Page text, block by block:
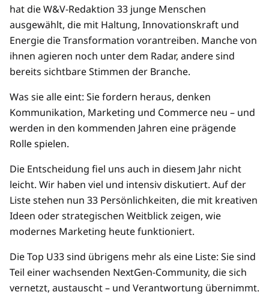
hat die W&V-Redaktion 33 junge Menschen
ausgewählt, die mit Haltung, Innovationskraft und
Energie die Transformation vorantreiben. Manche von
ihnen agieren noch unter dem Radar, andere sind
bereits sichtbare Stimmen der Branche.
Was sie alle eint: Sie fordern heraus, denken
Kommunikation, Marketing und Commerce neu – und
werden in den kommenden Jahren eine prägende
Rolle spielen.
Die Entscheidung fiel uns auch in diesem Jahr nicht
leicht. Wir haben viel und intensiv diskutiert. Auf der
Liste stehen nun 33 Persönlichkeiten, die mit kreativen
Ideen oder strategischen Weitblick zeigen, wie
modernes Marketing heute funktioniert.
Die Top U33 sind übrigens mehr als eine Liste: Sie sind
Teil einer wachsenden NextGen-Community, die sich
vernetzt, austauscht – und Verantwortung übernimmt.